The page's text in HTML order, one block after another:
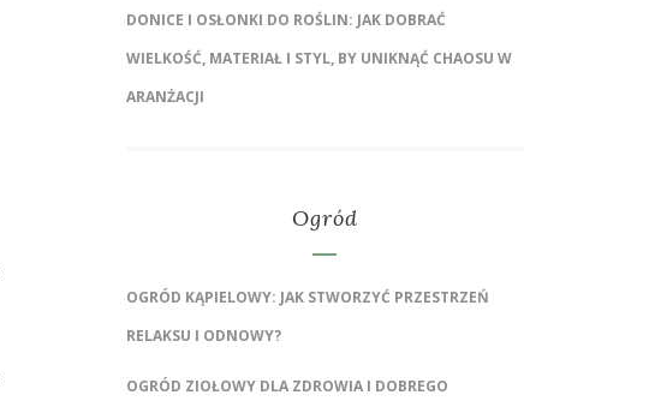
DONICE I OSŁONKI DO ROŚLIN: JAK DOBRAĆ
WIELKOŚĆ, MATERIAŁ I STYL, BY UNIKNĄĆ CHAOSU W
ARANŻACJI
Ogród
OGRÓD KĄPIELOWY: JAK STWORZYĆ PRZESTRZEŃ
RELAKSU I ODNOWY?
OGRÓD ZIOŁOWY DLA ZDROWIA I DOBREGO